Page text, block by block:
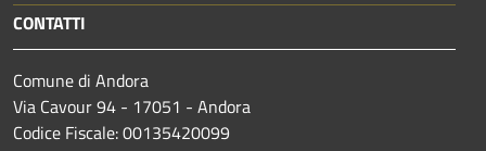
CONTATTI
Comune di Andora
Via Cavour 94 - 17051 - Andora
Codice Fiscale: 00135420099